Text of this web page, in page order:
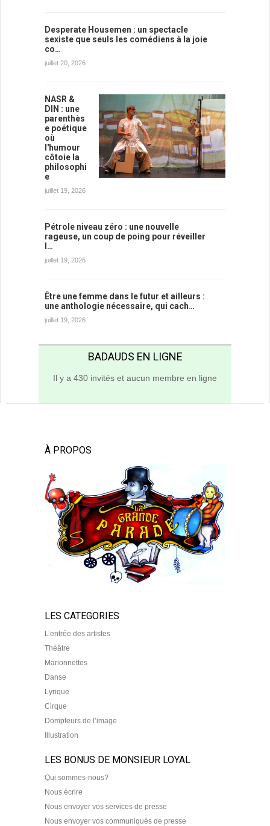
Desperate Housemen : un spectacle
sexiste que seuls les comédiens à la joie
co…
juillet 20, 2026
NASR &
DIN : une
parenthès
e poétique
où
l'humour
côtoie la
philosophi
e
juillet 19, 2026
Pétrole niveau zéro : une nouvelle
rageuse, un coup de poing pour réveiller
l…
juillet 19, 2026
Être une femme dans le futur et ailleurs :
une anthologie nécessaire, qui cach…
juillet 19, 2026
BADAUDS EN LIGNE
Il y a 430 invités et aucun membre en ligne
À PROPOS
LES CATEGORIES
L’entrée des artistes
Théâtre
Marionnettes
Danse
Lyrique
Cirque
Dompteurs de l’image
Illustration
LES BONUS DE MONSIEUR LOYAL
Qui sommes-nous?
Nous écrire
Nous envoyer vos services de presse
Nous envoyer vos communiqués de presse